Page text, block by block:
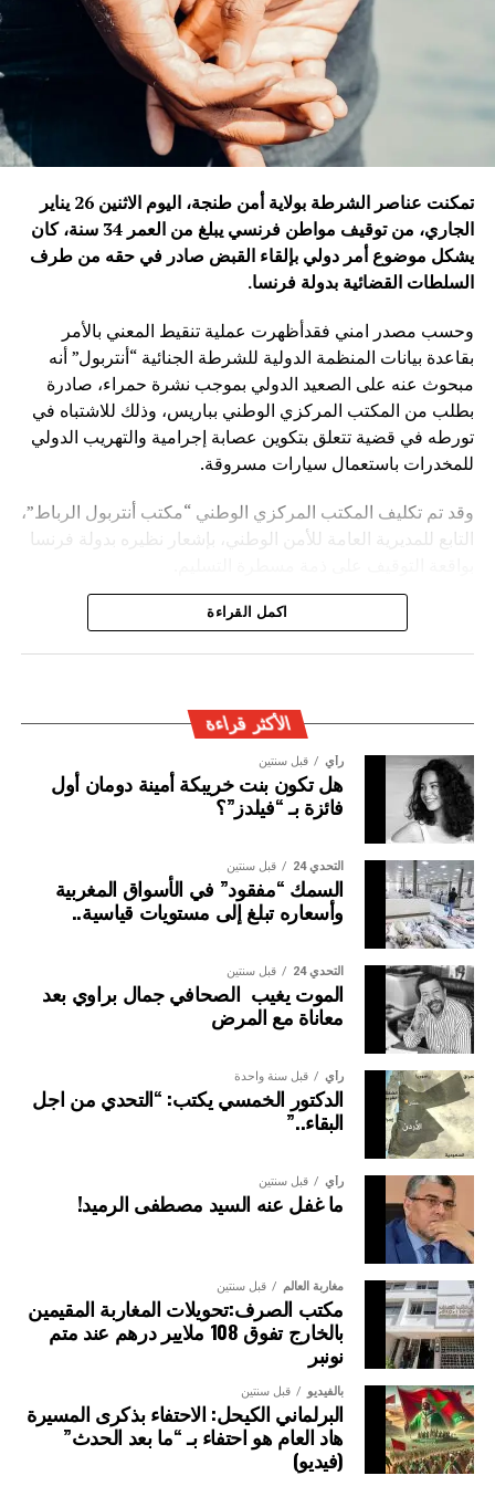
تمكنت عناصر الشرطة بولاية أمن طنجة، اليوم الاثنين 26 يناير
الجاري، من توقيف مواطن فرنسي يبلغ من العمر 34 سنة، كان
يشكل موضوع أمر دولي بإلقاء القبض صادر في حقه من طرف
السلطات القضائية بدولة فرنسا.
وحسب مصدر امني فقدأظهرت عملية تنقيط المعني بالأمر
بقاعدة بيانات المنظمة الدولية للشرطة الجنائية “أنتربول” أنه
مبحوث عنه على الصعيد الدولي بموجب نشرة حمراء، صادرة
بطلب من المكتب المركزي الوطني بباريس، وذلك للاشتباه في
تورطه في قضية تتعلق بتكوين عصابة إجرامية والتهريب الدولي
للمخدرات باستعمال سيارات مسروقة.
وقد تم تكليف المكتب المركزي الوطني “مكتب أنتربول الرباط”،
التابع للمديرية العامة للأمن الوطني، بإشعار نظيره بدولة فرنسا
ويأتي توقيف المشتبه به في سياق التزام المصالح الأمنية
اكمل القراءة
الأكثر قراءة
رأي قبل سنتين
هل تكون بنت خريبكة أمينة دومان أول
فائزة بـ “فيلدز”؟
التحدي 24 قبل سنتين
السمك “مفقود” في الأسواق المغربية
وأسعاره تبلغ إلى مستويات قياسية..
التحدي 24 قبل سنتين
الموت يغيب الصحافي جمال براوي بعد
معاناة مع المرض
رأي قبل سنة واحدة
الدكتور الخمسي يكتب: “التحدي من اجل
البقاء..”
رأي قبل سنتين
ما غفل عنه السيد مصطفى الرميد!
مغاربة العالم قبل سنتين
مكتب الصرف:تحويلات المغاربة المقيمين
بالخارج تفوق 108 ملايير درهم عند متم
نونبر
بالفيديو قبل سنتين
البرلماني الكيحل: الاحتفاء بذكرى المسيرة
هاد العام هو احتفاء بـ “ما بعد الحدث”
(فيديو)